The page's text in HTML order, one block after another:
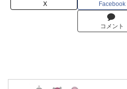
X Facebook
コメント